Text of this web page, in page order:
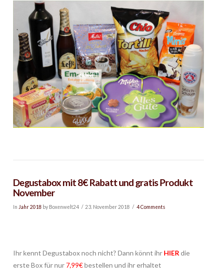
Degustabox mit 8€ Rabatt und gratis Produkt
November
In Jahr 2018 by Boxenwelt24 23. November 2018 4 Comments
Ihr kennt Degustabox noch nicht? Dann könnt ihr HIER die
erste Box für nur7,99€bestellen und ihr erhaltet